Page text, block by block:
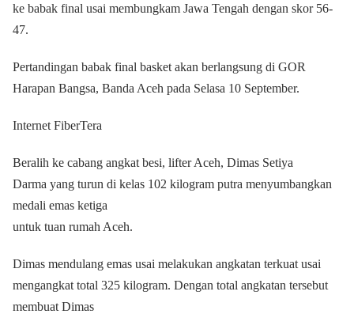
ke babak final usai membungkam Jawa Tengah dengan skor 56-
47.
Pertandingan babak final basket akan berlangsung di GOR
Harapan Bangsa, Banda Aceh pada Selasa 10 September.
Internet FiberTera
Beralih ke cabang angkat besi, lifter Aceh, Dimas Setiya
Darma yang turun di kelas 102 kilogram putra menyumbangkan
medali emas ketiga
untuk tuan rumah Aceh.
Dimas mendulang emas usai melakukan angkatan terkuat usai
mengangkat total 325 kilogram. Dengan total angkatan tersebut
membuat Dimas